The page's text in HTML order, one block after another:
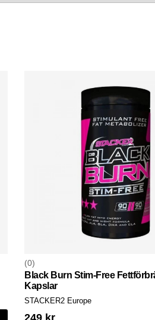
0
Black Burn Stim-Free
Kapslar
STACKER2 Europe